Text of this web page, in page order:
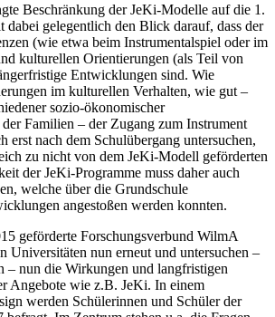
Beschränkung der JeKi-Modelle auf die 1.
dabei gelegentlich den Blick darauf, dass der
(wie etwa beim Instrumentalspiel oder im
kulturellen Orientierungen (als Teil von
Entwicklungen sind. Wie
im kulturellen Verhalten, wie gut –
sozio-ökonomischer
Familien – der Zugang zum Instrument
erst nach dem Schulübergang untersuchen,
zu nicht von dem JeKi-Modell geförderten
der JeKi-Programme muss daher auch
welche über die Grundschule
angestoßen werden konnten.
geförderte Forschungsverbund WilmA
Universitäten nun erneut und untersuchen –
– nun die Wirkungen und langfristigen
Angebote wie z.B. JeKi. In einem
werden Schülerinnen und Schüler der